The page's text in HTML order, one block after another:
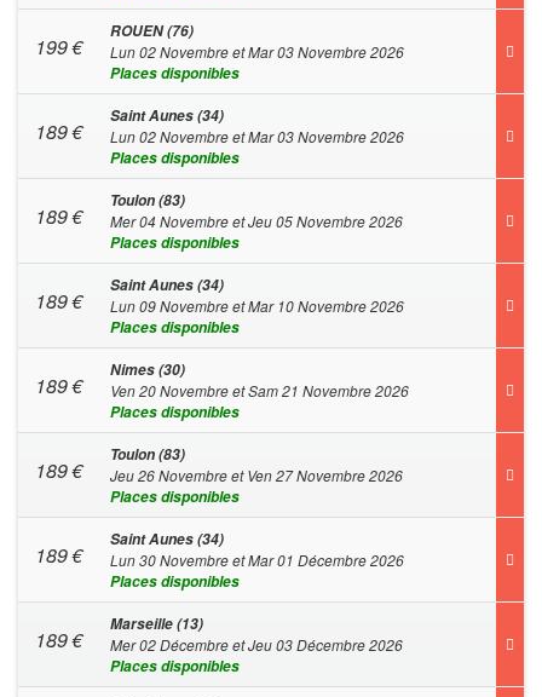
199€
ROUEN (76)
Lun 02 Novembre et Mar 03 Novembre 2026
Places disponibles
189€
Saint Aunes (34)
Lun 02 Novembre et Mar 03 Novembre 2026
Places disponibles
189€
Toulon (83)
Mer 04 Novembre et Jeu 05 Novembre 2026
Places disponibles
189€
Saint Aunes (34)
Lun 09 Novembre et Mar 10 Novembre 2026
Places disponibles
189€
Nimes (30)
Ven 20 Novembre et Sam 21 Novembre 2026
Places disponibles
189€
Toulon (83)
Jeu 26 Novembre et Ven 27 Novembre 2026
Places disponibles
189€
Saint Aunes (34)
Lun 30 Novembre et Mar 01 Décembre 2026
Places disponibles
189€
Marseille (13)
Mer 02 Décembre et Jeu 03 Décembre 2026
Places disponibles